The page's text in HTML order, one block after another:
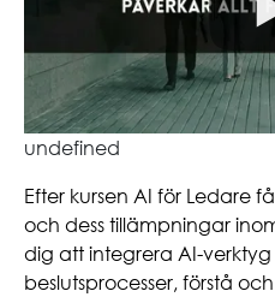
undefined
Efter kursen AI för Ledare
och dess tillämpningar
dig att integrera AI-verktyg
beslutsprocesser, förstå